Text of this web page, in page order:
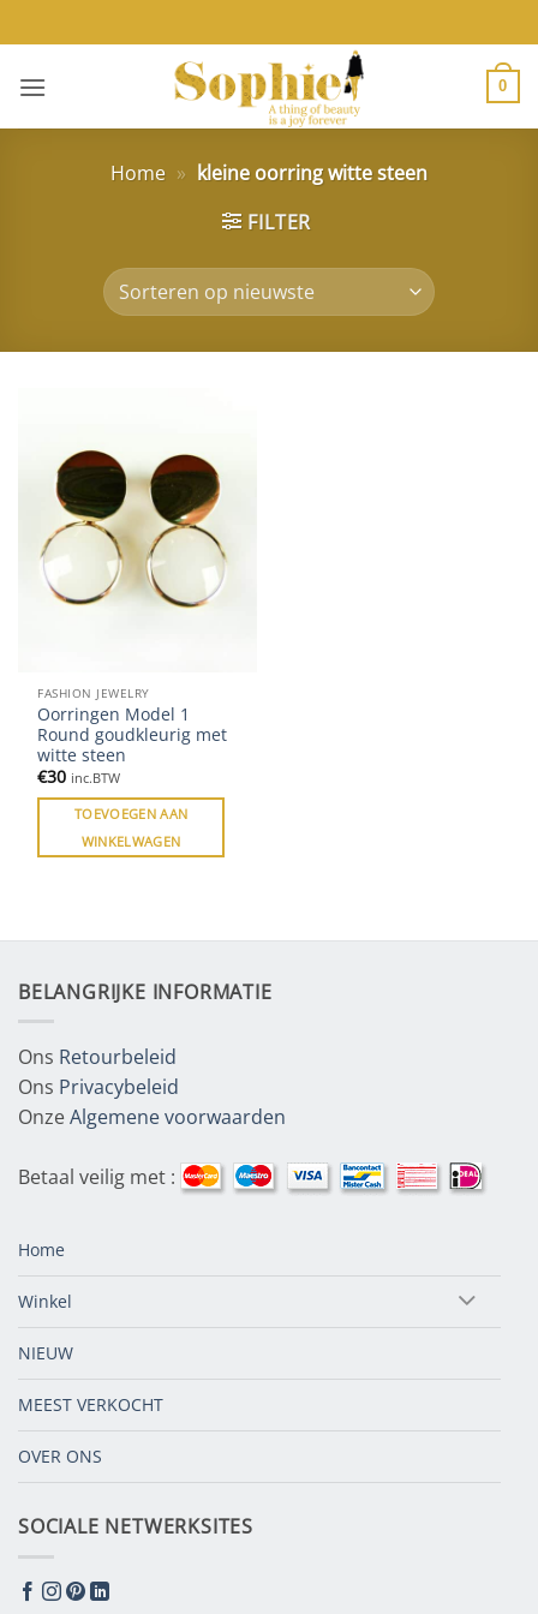
naar
inhoud
0
Home » kleine oorring witte steen
FILTER
FASHION JEWELRY
Oorringen Model 1
Round goudkleurig met
witte steen
€30 inc.BTW
TOEVOEGEN AAN
WINKELWAGEN
BELANGRIJKE INFORMATIE
Ons Retourbeleid
Ons Privacybeleid
OnzeAlgemene voorwaarden
Betaal veilig met :
Home
Winkel
NIEUW
MEEST VERKOCHT
OVER ONS
SOCIALE NETWERKSITES